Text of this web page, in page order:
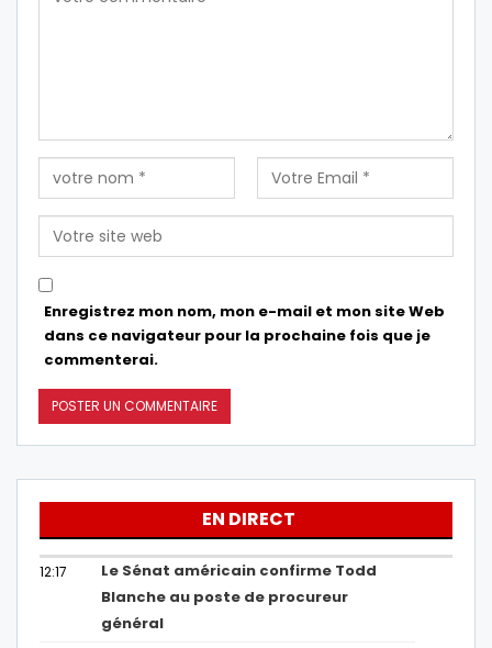
Enregistrez mon nom, mon e-mail et mon site Web
dans ce navigateur pour la prochaine fois que je
commenterai.
EN DIRECT
12:17
Le Sénat américain confirme Todd
Blanche au poste de procureur
général